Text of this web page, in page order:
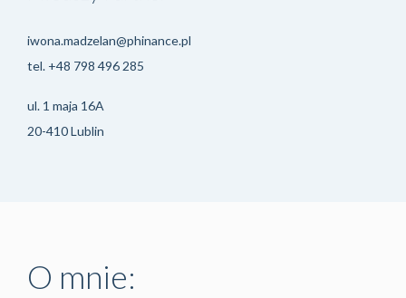
iwona.madzelan@phinance.pl
tel. +48 798 496 285
ul. 1 maja 16A
20-410 Lublin
O mnie: